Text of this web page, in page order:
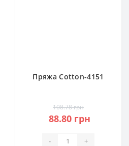
Пряжа Cotton-4151
108.78 грн
88.80 грн
- +